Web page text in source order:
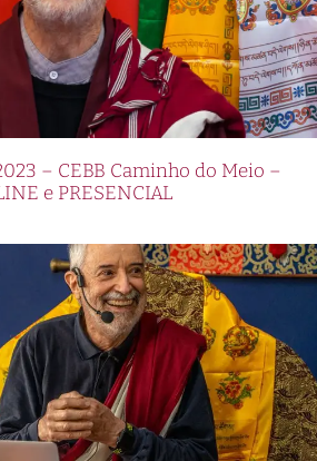
– CEBB Caminho do Meio –
e PRESENCIAL